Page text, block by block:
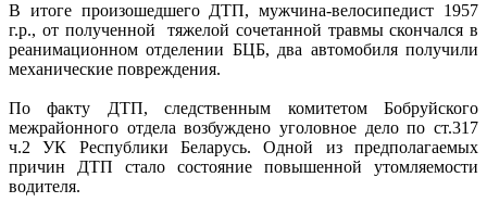
В итоге произошедшего ДТП, мужчина-велосипедист 1957
г.р., от полученной тяжелой сочетанной травмы скончался в
реанимационном отделении БЦБ, два автомобиля получили
механические повреждения.
По факту ДТП, следственным комитетом Бобруйского
межрайонного отдела возбуждено уголовное дело по ст.317
ч.2 УК Республики Беларусь. Одной из предполагаемых
причин ДТП стало состояние повышенной утомляемости
водителя.